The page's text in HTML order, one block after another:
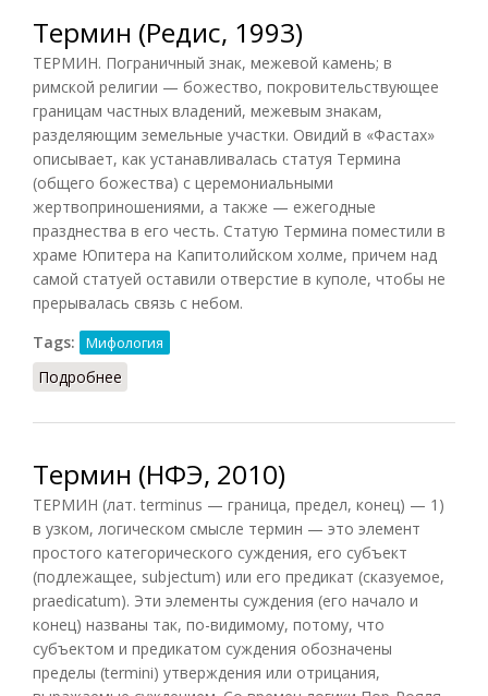
Термин (Редис, 1993)
ТЕРМИН. Пограничный знак, межевой камень; в
римской религии — божество, покровительствующее
границам частных владений, межевым знакам,
разделяющим земельные участки. Овидий в «Фастах»
описывает, как устанавливалась статуя Термина
(общего божества) с церемониальными
жертвоприношениями, а также — ежегодные
празднества в его честь. Статую Термина поместили в
храме Юпитера на Капитолийском холме, причем над
самой статуей оставили отверстие в куполе, чтобы не
прерывалась связь с небом.
Tags:
Мифология
Подробнее
Термин (НФЭ, 2010)
ТЕРМИН (лат. terminus — граница, предел, конец) — 1)
в узком, логическом смысле термин — это элемент
простого категорического суждения, его субъект
(подлежащее, subjectum) или его предикат (сказуемое,
praedicatum). Эти элементы суждения (его начало и
конец) названы так, по-видимому, потому, что
субъектом и предикатом суждения обозначены
пределы (termini) утверждения или отрицания,